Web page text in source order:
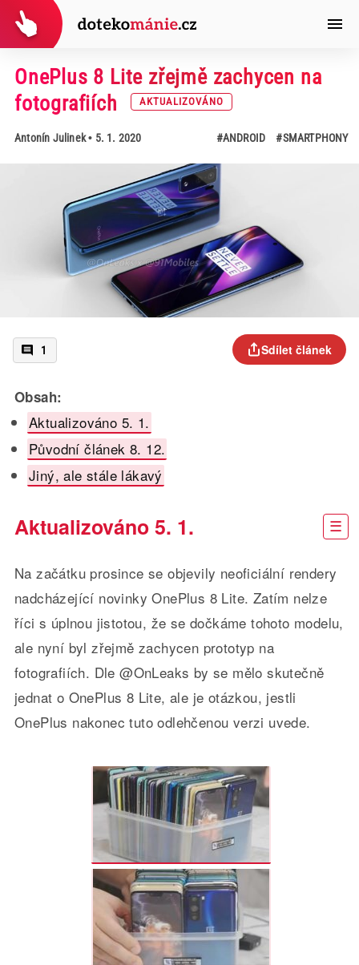
OnePlus 8 Lite zřejmě zachycen na
fotografiích
AKTUALIZOVÁNO
Antonín Julinek• 5. 1. 2020 #ANDROID #SMARTPHONY
1 Sdílet článek
Obsah:
Aktualizováno 5. 1.
Původní článek 8. 12.
Jiný, ale stále lákavý
Aktualizováno 5. 1.
Na začátku prosince se objevily neoficiální rendery
nadcházející novinky OnePlus 8 Lite. Zatím nelze
říci s úplnou jistotou, že se dočkáme tohoto modelu,
ale nyní byl zřejmě zachycen prototyp na
fotografiích. Dle @OnLeaks by se mělo skutečně
jednat o OnePlus 8 Lite, ale je otázkou, jestli
OnePlus nakonec tuto odlehčenou verzi uvede.